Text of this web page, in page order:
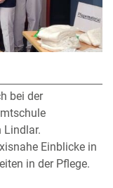
bei der
Lindlar.
Einblicke in
in der Pflege.